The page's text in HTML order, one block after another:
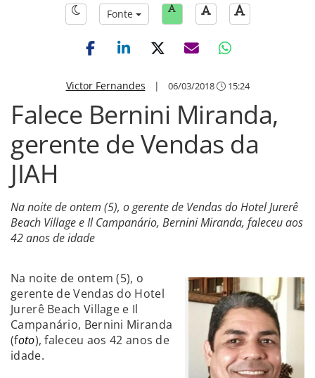
Fonte
Victor Fernandes | 06/03/2018 15:24
Falece Bernini Miranda,
gerente de Vendas da
JIAH
Na noite de ontem (5), o gerente de Vendas do Hotel Jurerê
Beach Village e Il Campanário, Bernini Miranda, faleceu aos
42 anos de idade
Na noite de ontem (5), o
gerente de Vendas do Hotel
Jurerê Beach Village e Il
Campanário, Bernini Miranda
(foto), faleceu aos 42 anos de
idade.